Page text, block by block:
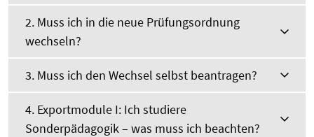
2. Muss ich in die neue Prüfungsordnung
wechseln?
3. Muss ich den Wechsel selbst beantragen?
4. Exportmodule I: Ich studiere
Sonderpädagogik – was muss ich beachten?